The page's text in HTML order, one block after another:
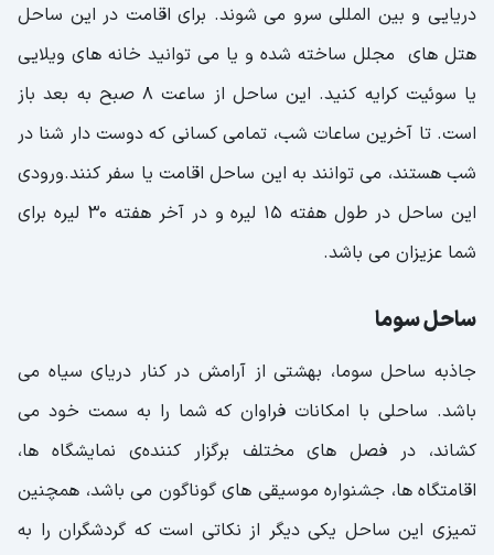
دریایی و بین المللی سرو می شوند. برای اقامت در این ساحل
هتل های مجلل ساخته شده و یا می توانید خانه های ویلایی
یا سوئیت کرایه کنید. این ساحل از ساعت 8 صبح به بعد باز
است. تا آخرین ساعات شب، تمامی کسانی که دوست دار شنا در
شب هستند، می توانند به این ساحل اقامت یا سفر کنند.ورودی
این ساحل در طول هفته 15 لیره و در آخر هفته 30 لیره برای
شما عزیزان می باشد.
ساحل سوما
جاذبه ساحل سوما، بهشتی از آرامش در کنار دریای سیاه می
باشد. ساحلی با امکانات فراوان که شما را به سمت خود می
کشاند، در فصل های مختلف برگزار کننده‌ی نمایشگاه ها،
اقامتگاه ها، جشنواره موسیقی های گوناگون می باشد، همچنین
تمیزی این ساحل یکی دیگر از نکاتی است که گردشگران را به